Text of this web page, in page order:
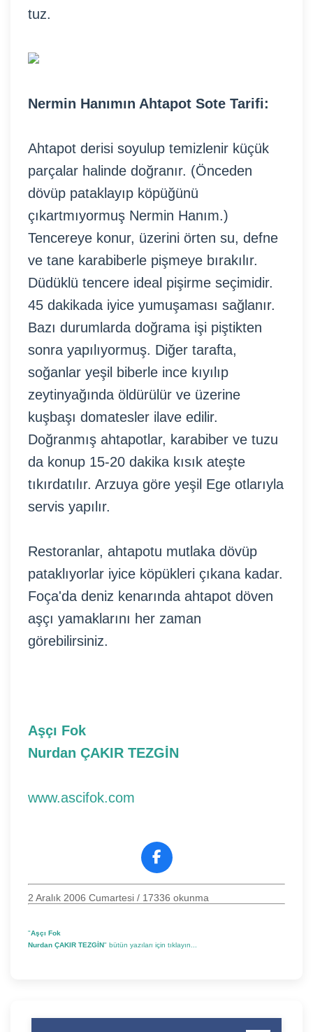
tuz.
Nermin Hanımın Ahtapot Sote Tarifi:
Ahtapot derisi soyulup temizlenir küçük
parçalar halinde doğranır. (Önceden
dövüp pataklayıp köpüğünü
çıkartmıyormuş Nermin Hanım.)
Tencereye konur, üzerini örten su, defne
ve tane karabiberle pişmeye bırakılır.
Düdüklü tencere ideal pişirme seçimidir.
45 dakikada iyice yumuşaması sağlanır.
Bazı durumlarda doğrama işi piştikten
sonra yapılıyormuş. Diğer tarafta,
soğanlar yeşil biberle ince kıyılıp
zeytinyağında öldürülür ve üzerine
kuşbaşı domatesler ilave edilir.
Doğranmış ahtapotlar, karabiber ve tuzu
da konup 15-20 dakika kısık ateşte
tıkırdatılır. Arzuya göre yeşil Ege otlarıyla
servis yapılır.
Restoranlar, ahtapotu mutlaka dövüp
pataklıyorlar iyice köpükleri çıkana kadar.
Foça'da deniz kenarında ahtapot döven
aşçı yamaklarını her zaman
görebilirsiniz.
Aşçı Fok
Nurdan ÇAKIR TEZGİN
www.ascifok.com
2 Aralık 2006 Cumartesi / 17336 okunma
"Aşçı Fok
Nurdan ÇAKIR TEZGİN" bütün yazıları için tıklayın...